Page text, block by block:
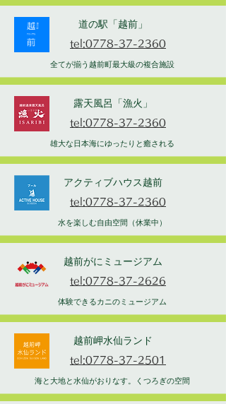
道の駅「越前」
tel:0778-37-2360
全てが揃う越前町最大級の複合施設
露天風呂「漁火」
tel:0778-37-2360
雄大な日本海にゆったりと癒される
アクティブハウス越前
tel:0778-37-2360
水を楽しむ自由空間（休業中）
越前がにミュージアム
tel:0778-37-2626
体験できるカニのミュージアム
越前岬水仙ランド
tel:0778-37-2501
海と大地と水仙がおりなす。くつろぎの空間